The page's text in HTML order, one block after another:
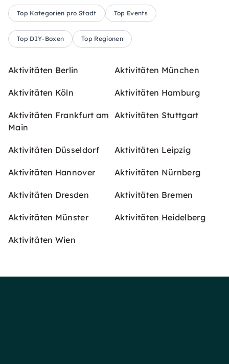
Top Kategorien pro Stadt Top Events
Top DIY-Boxen Top Regionen
Aktivitäten Berlin Aktivitäten München
Aktivitäten Köln Aktivitäten Hamburg
Aktivitäten Frankfurt am
Main
Aktivitäten Stuttgart
Aktivitäten Düsseldorf Aktivitäten Leipzig
Aktivitäten Hannover Aktivitäten Nürnberg
Aktivitäten Dresden Aktivitäten Bremen
Aktivitäten Münster Aktivitäten Heidelberg
Aktivitäten Wien